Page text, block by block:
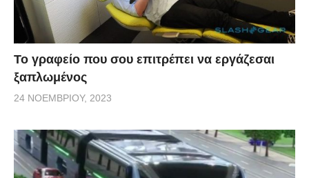
Το γραφείο που σου επιτρέπει να εργάζεσαι
ξαπλωμένος
24 ΝΟΕΜΒΡΊΟΥ, 2023